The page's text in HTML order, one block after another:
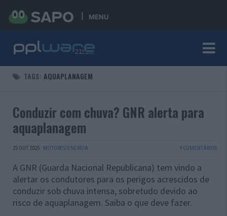
MENU
TAGS: AQUAPLANAGEM
Conduzir com chuva? GNR alerta para
aquaplanagem
25 OUT 2025 · MOTORES/ENERGIA 9 COMENTÁRIOS
A GNR (Guarda Nacional Republicana) tem vindo a
alertar os condutores para os perigos acrescidos de
conduzir sob chuva intensa, sobretudo devido ao
risco de aquaplanagem. Saiba o que deve fazer.